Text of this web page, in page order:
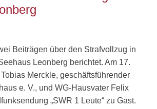
Beiträgen über den Strafvollzug in
Leonberg berichtet. Am 17.
Merckle, geschäftsführender
e. V., und WG-Hausvater Felix
„SWR 1 Leute“ zu Gast.